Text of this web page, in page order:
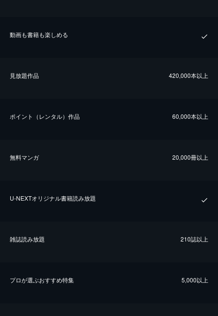
動画も書籍も楽しめる
⾒放題作品 420,000本以上
ポイント（レンタル）作品 60,000本以上
無料マンガ 20,000冊以上
U-NEXTオリジナル書籍読み放題
雑誌読み放題 210誌以上
プロが選ぶおすすめ特集 5,000以上